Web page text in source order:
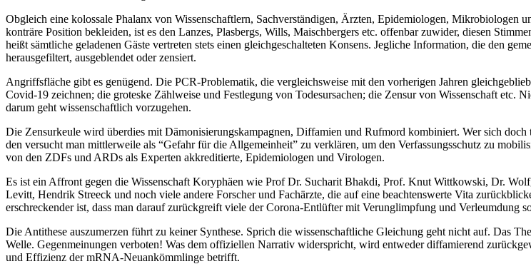
Obgleich eine kolossale Phalanx von Wissenschaftlern, Sachverständigen, Ärzten, Epidemiologen, Mikrobiologen
konträre Position bekleiden, ist es den Lanzes, Plasbergs, Wills, Maischbergers etc. offenbar zuwider, diesen
heißt sämtliche geladenen Gäste vertreten stets einen gleichgeschalteten Konsens. Jegliche Information, die den
herausgefiltert, ausgeblendet oder zensiert.
Angriffsfläche gibt es genügend. Die PCR-Problematik, die vergleichsweise mit den vorherigen Jahren
Covid-19 zeichnen; die groteske Zählweise und Festlegung von Todesursachen; die Zensur von Wissenschaft etc.
darum geht wissenschaftlich vorzugehen.
Die Zensurkeule wird überdies mit Dämonisierungskampagnen, Diffamien und Rufmord kombiniert. Wer sich
den versucht man mittlerweile als “Gefahr für die Allgemeinheit” zu verklären, um den Verfassungsschutz zu
von den ZDFs und ARDs als Experten akkreditierte, Epidemiologen und Virologen.
Es ist ein Affront gegen die Wissenschaft Koryphäen wie Prof Dr. Sucharit Bhakdi, Prof. Knut Wittkowski, Dr.
Levitt, Hendrik Streeck und noch viele andere Forscher und Fachärzte, die auf eine beachtenswerte Vita
erschreckender ist, dass man darauf zurückgreift viele der Corona-Entlüfter mit Verunglimpfung und Verleumdung
Die Antithese auszumerzen führt zu keiner Synthese. Sprich die wissenschaftliche Gleichung geht nicht auf. Das
Welle. Gegenmeinungen verboten! Was dem offiziellen Narrativ widerspricht, wird entweder diffamierend
und Effizienz der mRNA-Neuankömmlinge betrifft.